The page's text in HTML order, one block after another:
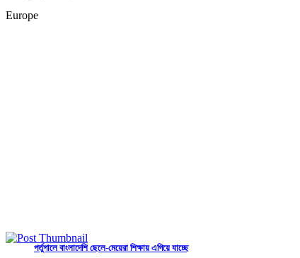
Europe
পর্তুগালে বাংলাদেশি ছেলে-মেয়েরা শিক্ষায় এগিয়ে যাচ্ছে